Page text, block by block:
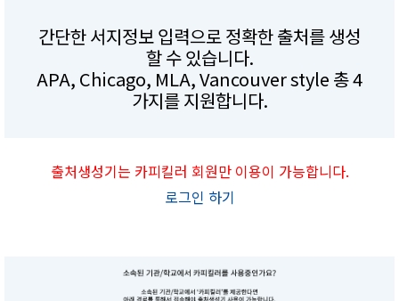
간단한 서지정보 입력으로 정확한 출처를 생성
할 수 있습니다.
APA, Chicago, MLA, Vancouver style 총 4
가지를 지원합니다.
출처생성기는 카피킬러 회원만 이용이 가능합니다.
로그인 하기